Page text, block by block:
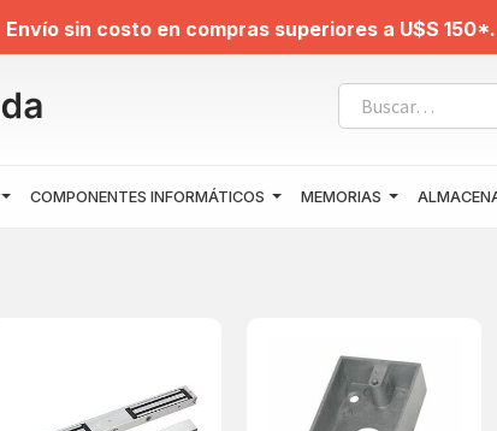
Envío sin costo en compras superiores a U$S 150*.
COMPONENTES INFORMÁTICOS MEMORIAS